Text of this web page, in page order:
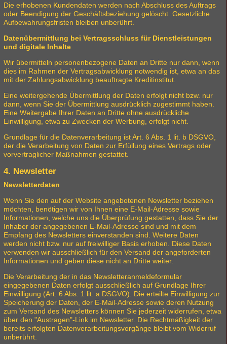
Die erhobenen Kundendaten werden nach Abschluss des Auftrags
oder Beendigung der Geschäftsbeziehung gelöscht. Gesetzliche
Aufbewahrungsfristen bleiben unberührt.
Datenübermittlung bei Vertragsschluss für Dienstleistungen
und digitale Inhalte
Wir übermitteln personenbezogene Daten an Dritte nur dann, wenn
dies im Rahmen der Vertragsabwicklung notwendig ist, etwa an das
mit der Zahlungsabwicklung beauftragte Kreditinstitut.
Eine weitergehende Übermittlung der Daten erfolgt nicht bzw. nur
dann, wenn Sie der Übermittlung ausdrücklich zugestimmt haben.
Eine Weitergabe Ihrer Daten an Dritte ohne ausdrückliche
Einwilligung, etwa zu Zwecken der Werbung, erfolgt nicht.
Grundlage für die Datenverarbeitung ist Art. 6 Abs. 1 lit. b DSGVO,
der die Verarbeitung von Daten zur Erfüllung eines Vertrags oder
vorvertraglicher Maßnahmen gestattet.
4. Newsletter
Newsletterdaten
Wenn Sie den auf der Website angebotenen Newsletter beziehen
möchten, benötigen wir von Ihnen eine E-Mail-Adresse sowie
Informationen, welche uns die Überprüfung gestatten, dass Sie der
Inhaber der angegebenen E-Mail-Adresse sind und mit dem
Empfang des Newsletters einverstanden sind. Weitere Daten
werden nicht bzw. nur auf freiwilliger Basis erhoben. Diese Daten
verwenden wir ausschließlich für den Versand der angeforderten
Informationen und geben diese nicht an Dritte weiter.
Die Verarbeitung der in das Newsletteranmeldeformular
eingegebenen Daten erfolgt ausschließlich auf Grundlage Ihrer
Einwilligung (Art. 6 Abs. 1 lit. a DSGVO). Die erteilte Einwilligung zur
Speicherung der Daten, der E-Mail-Adresse sowie deren Nutzung
zum Versand des Newsletters können Sie jederzeit widerrufen, etwa
über den "Austragen"-Link im Newsletter. Die Rechtmäßigkeit der
bereits erfolgten Datenverarbeitungsvorgänge bleibt vom Widerruf
unberührt.